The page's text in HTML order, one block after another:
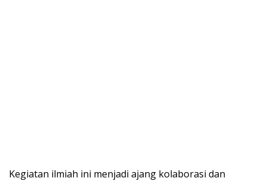
Kegiatan ilmiah ini menjadi ajang kolaborasi dan